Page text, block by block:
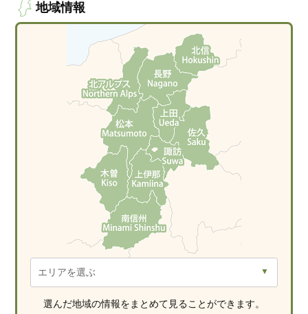
地域情報
選んだ地域の情報をまとめて見ることができます。